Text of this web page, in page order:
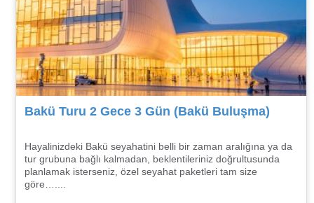
Bakü Turu 2 Gece 3 Gün (Bakü Buluşma)
Hayalinizdeki Bakü seyahatini belli bir zaman aralığına ya da
tur grubuna bağlı kalmadan, beklentileriniz doğrultusunda
planlamak isterseniz, özel seyahat paketleri tam size
göre…....